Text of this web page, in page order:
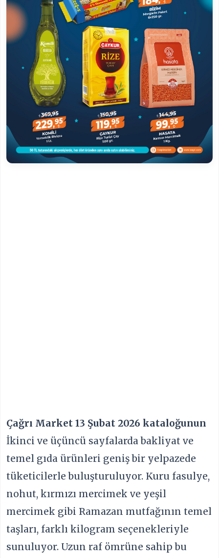
Çağrı Market 13 Şubat 2026 kataloğunun
İkinci ve üçüncü sayfalarda bakliyat ve
temel gıda ürünleri geniş bir yelpazede
tüketicilerle buluşturuluyor. Kuru fasulye,
nohut, kırmızı mercimek ve yeşil
mercimek gibi Ramazan mutfağının temel
taşları, farklı kilogram seçenekleriyle
sunuluyor. Uzun raf ömrüne sahip bu